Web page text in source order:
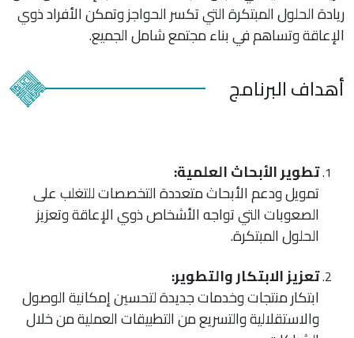
ريادة الحلول المبتكرة التي تكسر الحواجز وتمكن الأفراد ذوي
الإعاقة وتساهم في بناء مجتمع شامل الجميع.
أهداف البرنامج
تطوير الأبحاث العلمية:
تمويل ودعم الأبحاث متعددة التخصصات للتغلب على
الصعوبات التي تواجه الأشخاص ذوي الإعاقة وتعزيز
الحلول المبتكرة.
تعزيز الابتكار والتطوير:
ابتكار منتجات وخدمات جديدة لتحسين إمكانية الوصول
والاستقلالية والتسريع من التطبيقات العملية من خلال